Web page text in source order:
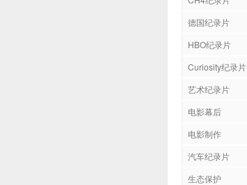
德国纪录片
HBO纪录片
Curiosity纪录片
艺术纪录片
电影幕后
电影制作
汽车纪录片
生态保护